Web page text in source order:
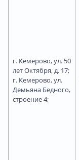
г. Кемерово, ул. 50
лет Октября, д. 17;
г. Кемерово, ул.
Демьяна Бедного,
строение 4;